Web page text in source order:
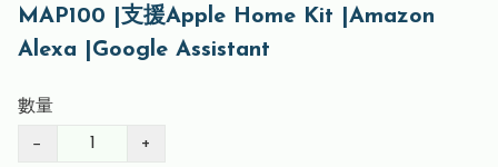
MAP100 |支援Apple Home Kit |Amazon
Alexa |Google Assistant
數量
− +